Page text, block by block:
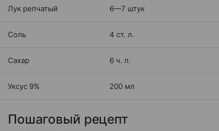
Лук репчатый 6—7 штук
Соль 4 ст. л.
Сахар 6 ч. л.
Уксус 9% 200 мл
Пошаговый рецепт